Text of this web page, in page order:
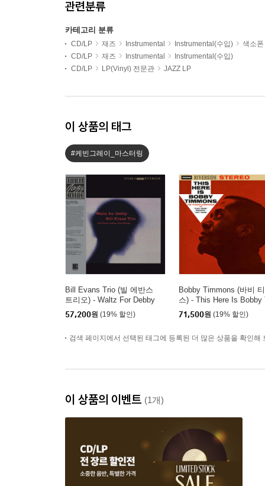
관련분류
카테고리 분류
CD/LP 재즈 Instrumental Instrumental(수입)
색소폰
CD/LP
재즈 Instrumental
Instrumental(수입)
CD/LP
LP(Vinyl) 전문관 JAZZ LP
이 상품의 태그
#케빈그레이_마스터링
Bill Evans Trio (빌 에반스
트리오) - Waltz For Debby
[LP]
57,200원 (19% 할인)
Bobby Timmons (바비
스) - This Here Is Bobby
mmons [LP]
71,500원 (19% 할인)
검색 페이지에서 선택된 태그에 등록된 더 많은 상품을 확인해
이 상품의 이벤트 (1개)